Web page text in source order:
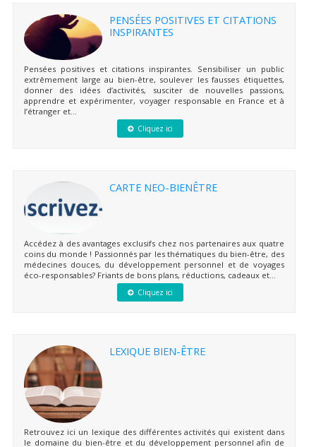
PENSÉES POSITIVES ET CITATIONS
INSPIRANTES
Pensées positives et citations inspirantes. Sensibiliser un public
extrêmement large au bien-être, soulever les fausses étiquettes,
donner des idées d’activités, susciter de nouvelles passions,
apprendre et expérimenter, voyager responsable en France et à
l’étranger et...
Cliquez ici
CARTE NEO-BIENÊTRE
Accédez à des avantages exclusifs chez nos partenaires aux quatre
coins du monde ! Passionnés par les thématiques du bien-être, des
médecines douces, du développement personnel et de voyages
éco-responsables? Friants de bons plans, réductions, cadeaux et...
Cliquez ici
LEXIQUE BIEN-ÊTRE
Retrouvez ici un lexique des différentes activités qui existent dans
le domaine du bien-être et du développement personnel afin de